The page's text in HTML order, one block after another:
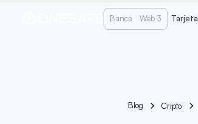
Banca Web 3
Blog Cripto